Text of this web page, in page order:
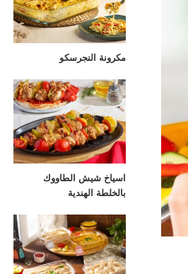
مكرونة النجرسكو
اسياخ شيش الطاووك
بالخلطة الهندية